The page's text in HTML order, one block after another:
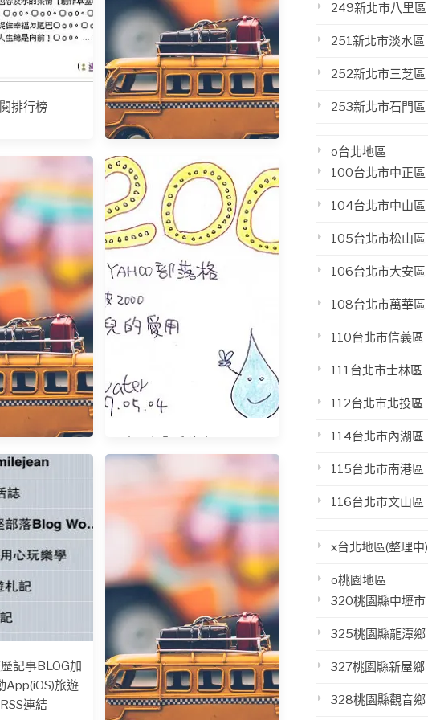
排行榜
好照片
記事BLOG加
App(iOS)旅遊
連結
249新北市八里區
251新北市淡水區
252新北市三芝區
253新北市石門區
o台北地區
100台北市中正區
104台北市中山區
105台北市松山區
106台北市大安區
108台北市萬華區
110台北市信義區
111台北市士林區
112台北市北投區
114台北市內湖區
115台北市南港區
116台北市文山區
x台北地區(整理中)
o桃園地區
320桃園縣中壢市
325桃園縣龍潭鄉
327桃園縣新屋鄉
328桃園縣觀音鄉